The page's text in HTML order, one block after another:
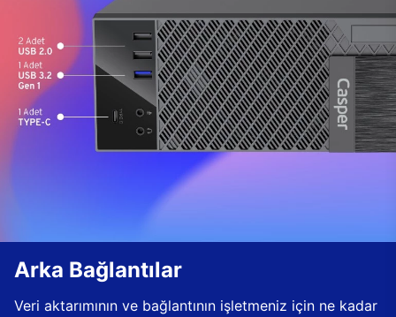
Arka Bağlantılar
Veri aktarımının ve bağlantının işletmeniz için ne kadar